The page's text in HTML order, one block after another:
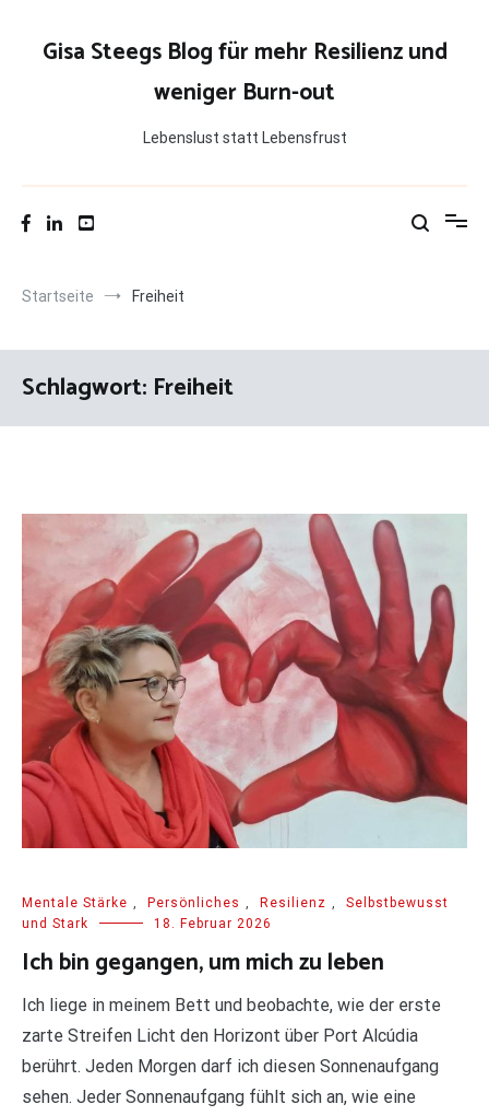
springenGisa Steegs Blog für mehr Resilienz und
weniger Burn-out
Lebenslust statt Lebensfrust
Startseite Freiheit
Schlagwort: Freiheit
Mentale Stärke , Persönliches , Resilienz ,
Selbstbewusst
und Stark
18. Februar 2026
Ich bin gegangen, um mich zu leben
Ich liege in meinem Bett und beobachte, wie der erste
zarte Streifen Licht den Horizont über Port Alcúdia
berührt. Jeden Morgen darf ich diesen Sonnenaufgang
sehen. Jeder Sonnenaufgang fühlt sich an, wie eine